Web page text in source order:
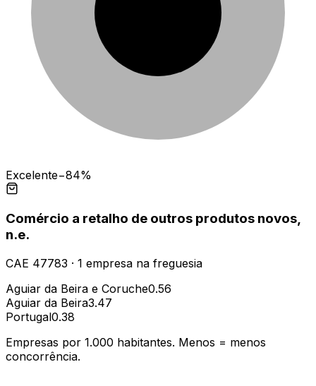
Excelente−84%
Comércio a retalho de outros produtos novos,
n.e.
CAE 47783 · 1 empresa na freguesia
Aguiar da Beira e Coruche0.56
Aguiar da Beira3.47
Portugal0.38
Empresas por 1.000 habitantes. Menos = menos
concorrência.